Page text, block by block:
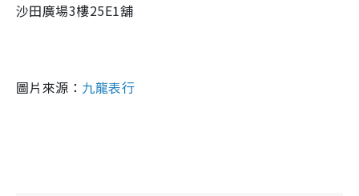
沙田廣場3樓25E1舖
圖片來源： 九龍表行